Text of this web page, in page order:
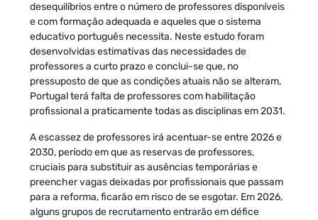
desequilíbrios entre o número de professores disponíveis
e com formação adequada e aqueles que o sistema
educativo português necessita. Neste estudo foram
desenvolvidas estimativas das necessidades de
professores a curto prazo e conclui-se que, no
pressuposto de que as condições atuais não se alteram,
Portugal terá falta de professores com habilitação
profissional a praticamente todas as disciplinas em 2031.
A escassez de professores irá acentuar-se entre 2026 e
2030, período em que as reservas de professores,
cruciais para substituir as ausências temporárias e
preencher vagas deixadas por profissionais que passam
para a reforma, ficarão em risco de se esgotar. Em 2026,
alguns grupos de recrutamento entrarão em défice